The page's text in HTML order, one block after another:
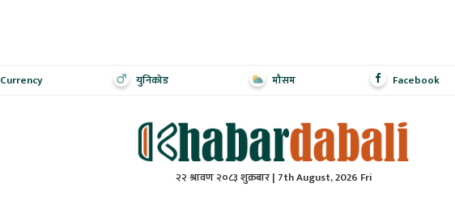
Currency युनिकोड मौसम Facebook
२२ श्रावण २०८३ शुक्रबार | 7th August, 2026 Fri